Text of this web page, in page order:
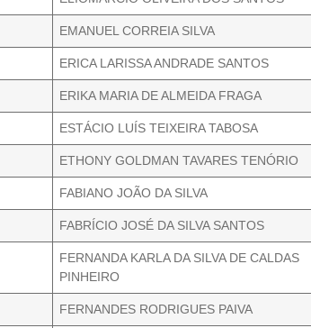
EMANUEL CORREIA SILVA
ERICA LARISSA ANDRADE SANTOS
ERIKA MARIA DE ALMEIDA FRAGA
ESTÁCIO LUÍS TEIXEIRA TABOSA
ETHONY GOLDMAN TAVARES TENÓRIO
FABIANO JOÃO DA SILVA
FABRÍCIO JOSÉ DA SILVA SANTOS
FERNANDA KARLA DA SILVA DE CALDAS
PINHEIRO
FERNANDES RODRIGUES PAIVA